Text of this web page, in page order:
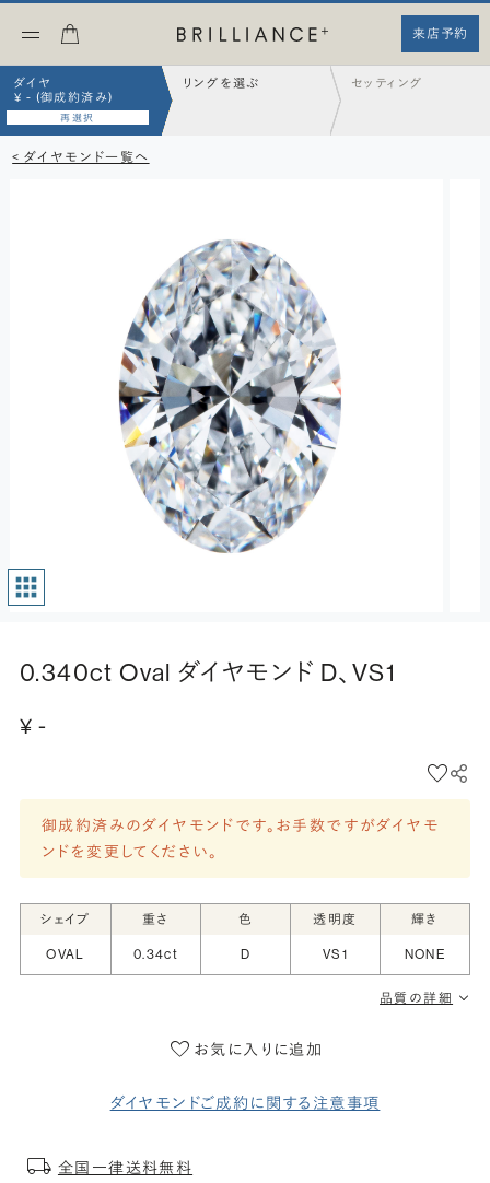
来店予約
ダイヤ
¥ - (御成約済み)
再選択
リングを選ぶ セッティング
< ダイヤモンド一覧へ
0.340ct Oval ダイヤモンド D、VS1
¥ -
御成約済みのダイヤモンドです。お手数ですがダイヤモ
ンドを変更してください。
シェイプ 重さ 色 透明度 輝き
OVAL 0.34ct D VS1 NONE
品質の詳細
お気に入りに追加
ダイヤモンドご成約に関する注意事項
全国一律送料無料